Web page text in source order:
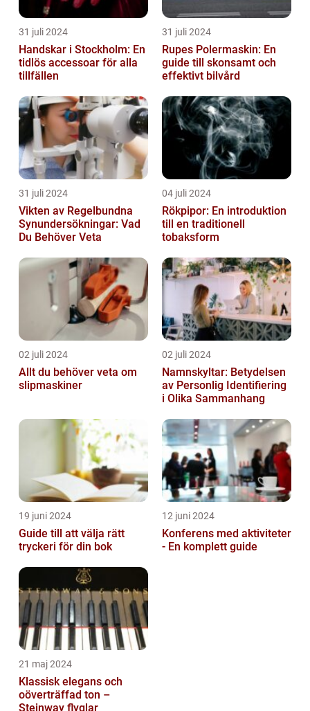
31 juli 2024
Handskar i Stockholm: En
tidlös accessoar för alla
tillfällen
31 juli 2024
Rupes Polermaskin: En
guide till skonsamt och
effektivt bilvård
31 juli 2024
Vikten av Regelbundna
Synundersökningar: Vad
Du Behöver Veta
04 juli 2024
Rökpipor: En introduktion
till en traditionell
tobaksform
02 juli 2024
Allt du behöver veta om
slipmaskiner
02 juli 2024
Namnskyltar: Betydelsen
av Personlig Identifiering
i Olika Sammanhang
19 juni 2024
Guide till att välja rätt
tryckeri för din bok
12 juni 2024
Konferens med aktiviteter
- En komplett guide
21 maj 2024
Klassisk elegans och
oöverträffad ton –
Steinway flyglar